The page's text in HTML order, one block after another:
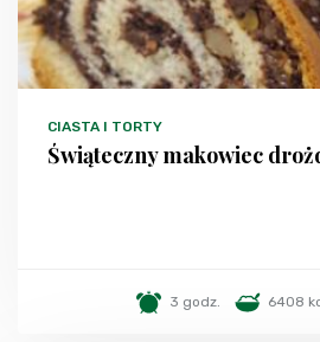
CIASTA I TORTY
Świąteczny makowiec
3 godz. 6408